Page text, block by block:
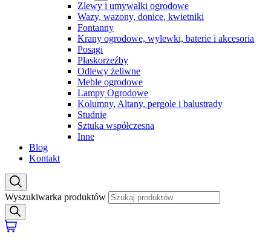
Zlewy i umywalki ogrodowe
Wazy, wazony, donice, kwietniki
Fontanny
Krany ogrodowe, wylewki, baterie i akcesoria
Posągi
Płaskorzeźby
Odlewy żeliwne
Meble ogrodowe
Lampy Ogrodowe
Kolumny, Altany, pergole i balustrady
Studnie
Sztuka współczesna
Inne
Blog
Kontakt
Wyszukiwarka produktów